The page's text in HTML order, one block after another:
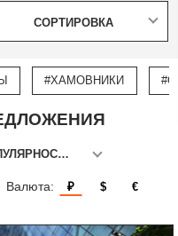
СОРТИРОВКА
#ХАМОВНИКИ
ПО ПОПУЛЯРНОСТИ
Валюта: ₽ $ €